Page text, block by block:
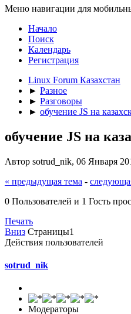
Меню навигации для
Начало
Поиск
Календарь
Регистрация
Linux Forum Казахстан
► Разное
► Разговоры
► обучение JS на
обучение JS на
Автор sotrud_nik, 06 Января
« предыдущая тема -
0 Пользователей и 1 Гость
Печать
Вниз Страницы1
Действия пользователей
sotrud_nik
Модераторы